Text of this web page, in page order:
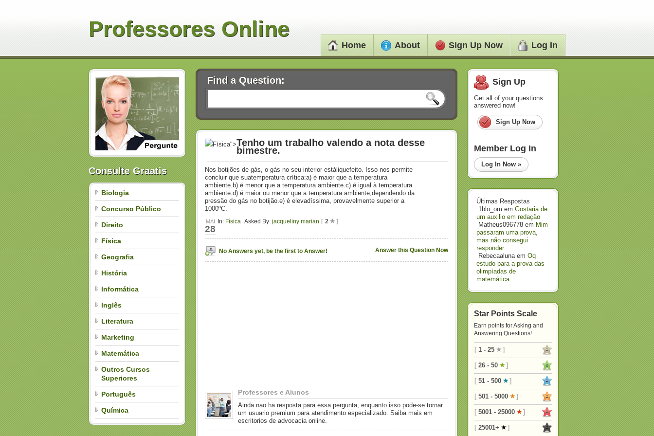
Home About Sign Up Now Log In
Professores Online
Consulte Graatis
Biologia
Concurso Público
Direito
Física
Geografia
História
Informática
Inglês
Literatura
Marketing
Matemática
Outros Cursos
Superiores
Português
Química
Find a Question:
Física">Tenho um trabalho valendo a nota desse
bimestre.
Nos botijões de gás, o gás no seu interior estáliquefeito. Isso nos permite
concluir que suatemperatura crítica:a) é maior que a temperatura
ambiente.b) é menor que a temperatura ambiente.c) é igual à temperatura
ambiente.d) é maior ou menor que a temperatura ambiente,dependendo da
pressão do gás no botijão.e) é elevadíssima, provavelmente superior a
1000ºC.
In: Física Asked By: jacqueliny marian [ 2 ]
MAI
28
Answer this Question Now
No Answers yet, be the first to Answer!
Professores e Alunos
Ainda nao ha resposta para essa pergunta, enquanto isso pode-se tornar
um usuario premium para atendimento especializado. Saiba mais em
escritorios de advocacia online.
Sign Up
Get all of your questions
answered now!
Sign Up Now
Member Log In
Log In Now »
Últimas Respostas
1blo_om em Gostaria de
um auxilio em redação
Matheus096778 em Mim
passaram uma prova,
mas não consegui
responder
Rebecaalunaem Oq
estudo para a prova das
olimpíadas de
matemática
Star Points Scale
Earn points for Asking and
Answering Questions!
[ 1 - 25 ]
[ 26 - 50 ]
[ 51 - 500 ]
[ 501 - 5000 ]
[ 5001 - 25000 ]
[ 25001+ ]